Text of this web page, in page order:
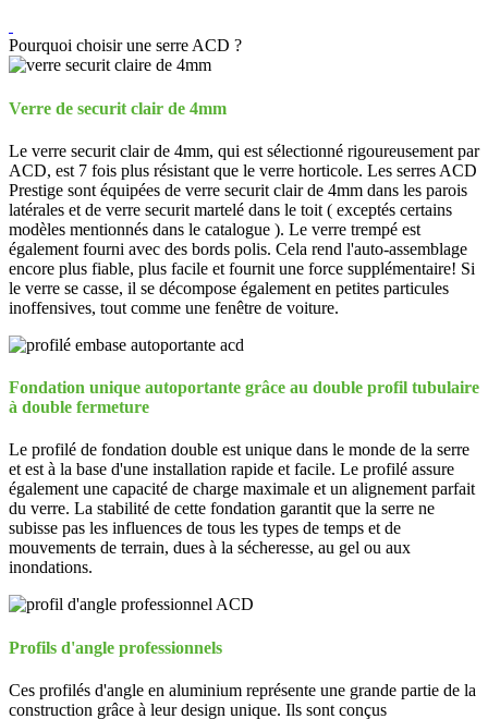
Pourquoi choisir une serre ACD ?
Verre de securit clair de 4mm
Le verre securit clair de 4mm, qui est sélectionné rigoureusement par
ACD, est 7 fois plus résistant que le verre horticole. Les serres ACD
Prestige sont équipées de verre securit clair de 4mm dans les parois
latérales et de verre securit martelé dans le toit ( exceptés certains
modèles mentionnés dans le catalogue ). Le verre trempé est
également fourni avec des bords polis. Cela rend l'auto-assemblage
encore plus fiable, plus facile et fournit une force supplémentaire! Si
le verre se casse, il se décompose également en petites particules
inoffensives, tout comme une fenêtre de voiture.
Fondation unique autoportante grâce au double profil tubulaire
à double fermeture
Le profilé de fondation double est unique dans le monde de la serre
et est à la base d'une installation rapide et facile. Le profilé assure
également une capacité de charge maximale et un alignement parfait
du verre. La stabilité de cette fondation garantit que la serre ne
subisse pas les influences de tous les types de temps et de
mouvements de terrain, dues à la sécheresse, au gel ou aux
inondations.
Profils d'angle professionnels
Ces profilés d'angle en aluminium représente une grande partie de la
construction grâce à leur design unique. Ils sont conçus